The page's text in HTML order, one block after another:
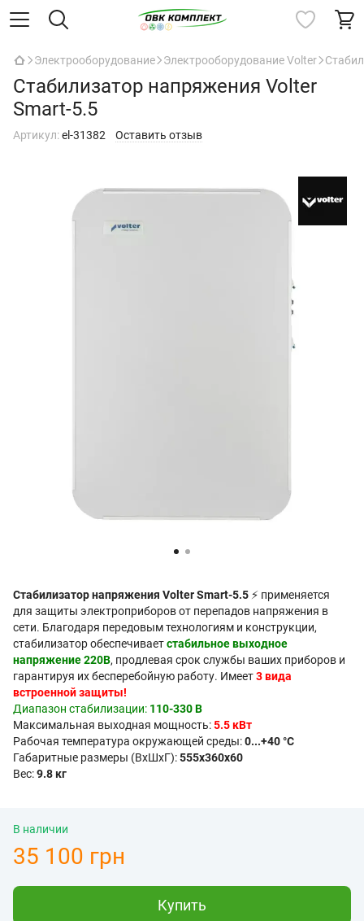
Электрооборудование Электрооборудование Volter
Стабилизатор напряжения Volter
Smart-5.5
Артикул:el-31382 Оставить отзыв
Стабилизатор напряжения Volter Smart-5.5 ⚡ применяется
для защиты электроприборов от перепадов напряжения в
сети. Благодаря передовым технологиям и конструкции,
стабилизатор обеспечиваетстабильное выходное
напряжение 220В, продлевая срок службы ваших приборов и
гарантируя их бесперебойную работу. Имеет3 вида
встроенной защиты!
Диапазон стабилизации: 110-330 В
Максимальная выходная мощность:5.5 кВт
Рабочая температура окружающей среды:0...+40 °C
Габаритные размеры (ВхШхГ):555x360х60
Вес:9.8 кг
В наличии
35 100 грн
Купить